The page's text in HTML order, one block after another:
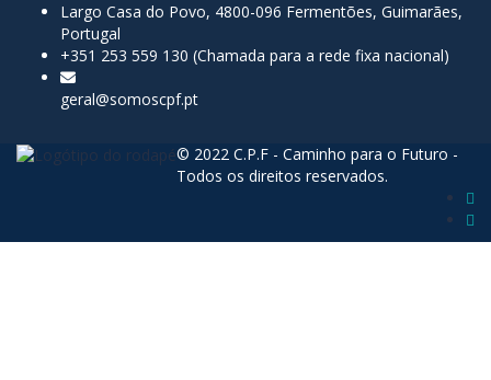
Largo Casa do Povo, 4800-096 Fermentões, Guimarães,
Portugal
+351 253 559 130 (Chamada para a rede fixa nacional)
geral@somoscpf.pt
© 2022 C.P.F - Caminho para o Futuro -
Todos os direitos reservados.